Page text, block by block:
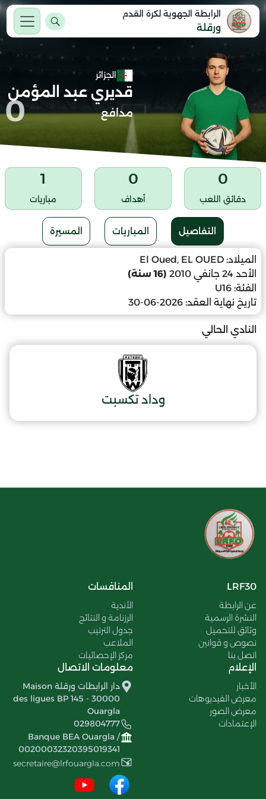
الرابطة الجهوية لكرة القدم
ورقلة
الجزائر
قديري عبد المؤمن
مدافع 0
0
دقائق اللعب
0
أهداف
1
مباريات
التفاصيل المباريات المسيرة
الميلاد: El Oued, EL OUED
الأحد 24 جانفي 2010
(16 سنة)
الفئة: U16
تاريخ نهاية العقد: 2026-06-30
النادي الحالي
وداد تكسبت
LRF30
عن الرابطة
النشرة الرسمية
وثائق للتحميل
نصوص و قوانين
اتصل بنا
المنافسات
الأندية
الرزنامة و النتائج
جدول الترتيب
الملاعب
مركز الإحصائيات
الإعلام
الأخبار
معرض الفيديوهات
معرض الصور
الإعتمادات
معلومات الاتصال
دار الرابطات ورقلة Maison
des ligues BP 145 - 30000
Ouargla
029804777
Banque BEA Ouargla /
00200032320395019341
secretaire@lrfouargla.com